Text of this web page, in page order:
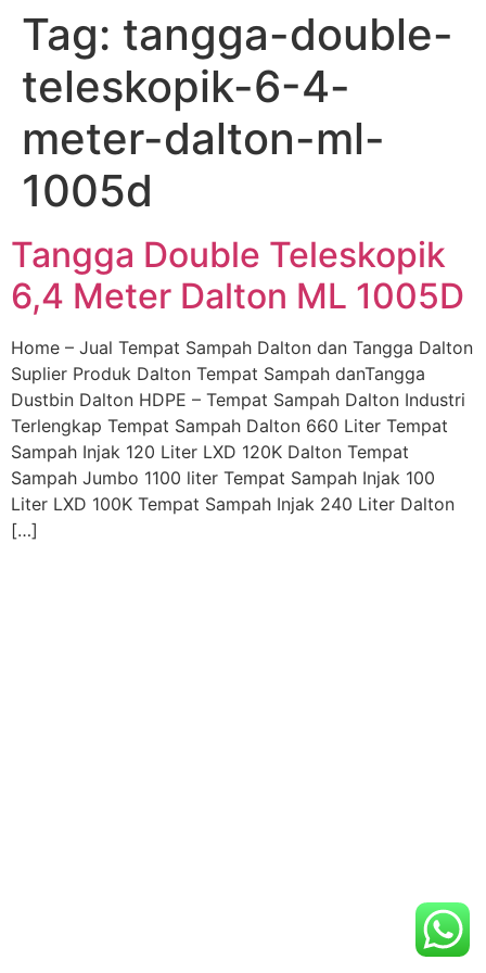
Skip
content
Tag: tangga-double-
teleskopik-6-4-
meter-dalton-ml-
1005d
Tangga Double Teleskopik
6,4 Meter Dalton ML 1005D
Home – Jual Tempat Sampah Dalton dan Tangga Dalton
Suplier Produk Dalton Tempat Sampah danTangga
Dustbin Dalton HDPE – Tempat Sampah Dalton Industri
Terlengkap Tempat Sampah Dalton 660 Liter Tempat
Sampah Injak 120 Liter LXD 120K Dalton Tempat
Sampah Jumbo 1100 liter Tempat Sampah Injak 100
Liter LXD 100K Tempat Sampah Injak 240 Liter Dalton
[…]